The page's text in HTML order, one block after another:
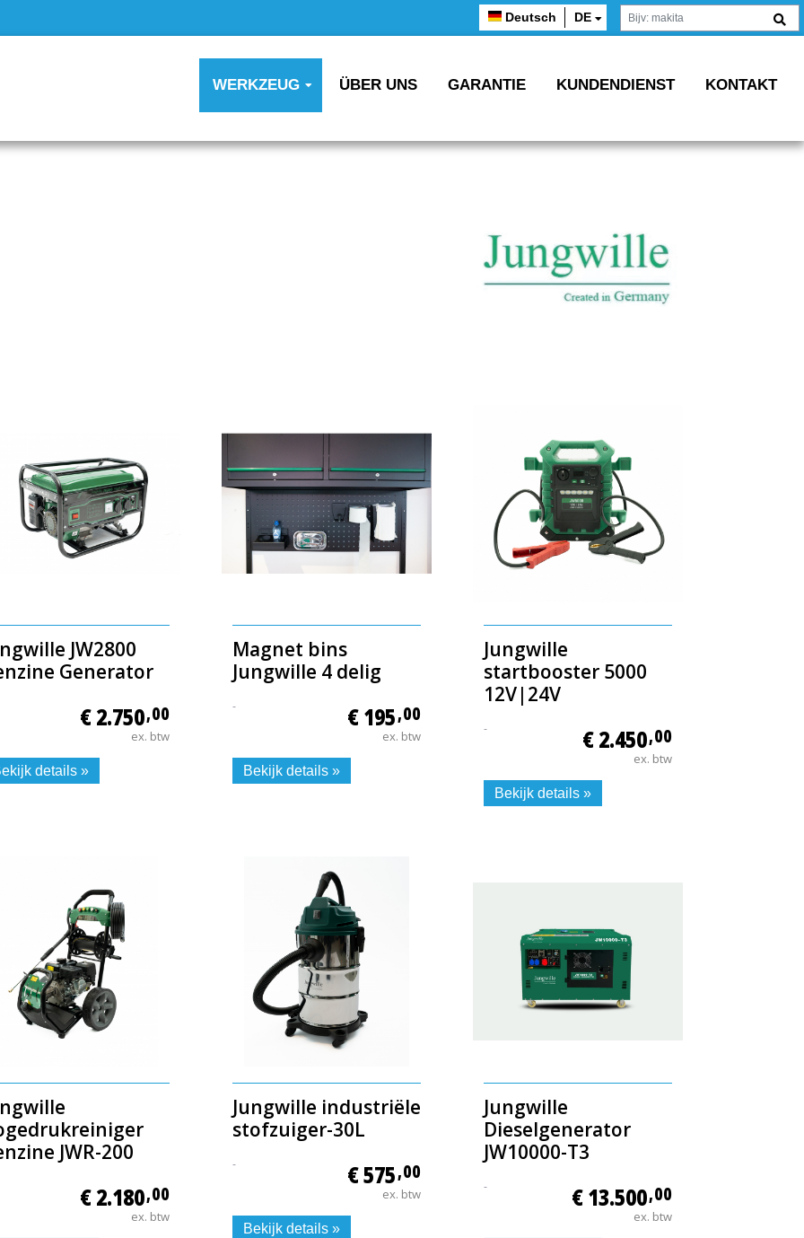
Deutsch DE
WERKZEUG ÜBER UNS GARANTIE KUNDENDIENST KONTAKT
JW2800
Generator
€ 2.750,00
ex. btw
details »
Magnet bins
Jungwille 4 delig
- € 195,00
ex. btw
Bekijk details »
Jungwille
startbooster 5000
12V|24V
- € 2.450,00
ex. btw
Bekijk details »
JWR-200
€ 2.180,00
ex. btw
Jungwille industriële
stofzuiger-30L
- € 575,00
ex. btw
Bekijk details »
Jungwille
Dieselgenerator
JW10000-T3
- € 13.500,00
ex. btw